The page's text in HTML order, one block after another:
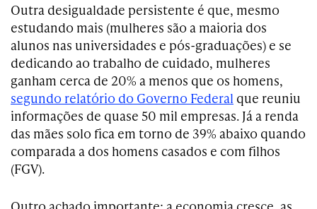
Outra desigualdade persistente é que, mesmo
estudando mais (mulheres são a maioria dos
alunos nas universidades e pós-graduações) e se
dedicando ao trabalho de cuidado, mulheres
ganham cerca de 20% a menos que os homens,
segundo relatório do Governo Federal que reuniu
informações de quase 50 mil empresas. Já a renda
das mães solo fica em torno de 39% abaixo quando
comparada a dos homens casados e com filhos
(FGV).